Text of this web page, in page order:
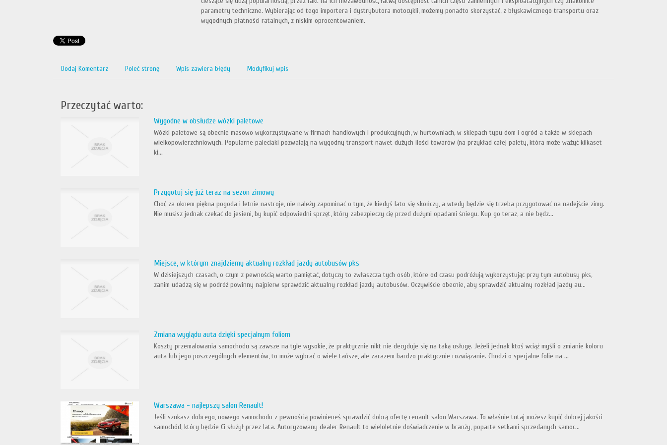
parametry techniczne. Wybierając od tego importera i dystrybutora motocykli, możemy ponadto skorzystać, z błyskawicznego transportu oraz
wygodnych płatności ratalnych, z niskim oprocentowaniem.
Dodaj Komentarz Poleć stronę Wpis zawiera błędy Modyfikuj wpis
Przeczytać warto:
Wygodne w obsłudze wózki paletowe
Wózki paletowe są obecnie masowo wykorzystywane w firmach handlowych i produkcyjnych, w hurtowniach, w sklepach typu dom i ogród a także w sklepach
wielkopowierzchniowych. Popularne paleciaki pozwalają na wygodny transport nawet dużych ilości towarów (na przykład całej palety, która może ważyć kilkaset
ki...
Przygotuj się już teraz na sezon zimowy
Choć za oknem piękna pogoda i letnie nastroje, nie należy zapominać o tym, że kiedyś lato się skończy, a wtedy będzie się trzeba przygotować na nadejście zimy.
Nie musisz jednak czekać do jesieni, by kupić odpowiedni sprzęt, który zabezpieczy cię przed dużymi opadami śniegu. Kup go teraz, a nie będz...
Miejsce, w którym znajdziemy aktualny rozkład jazdy autobusów pks
W dzisiejszych czasach, o czym z pewnością warto pamiętać, dotyczy to zwłaszcza tych osób, które od czasu podróżują wykorzystując przy tym autobusy pks,
zanim udadzą się w podróż powinny najpierw sprawdzić aktualny rozkład jazdy autobusów. Oczywiście obecnie, aby sprawdzić aktualny rozkład jazdy au...
Zmiana wyglądu auta dzięki specjalnym foliom
Koszty przemalowania samochodu są zawsze na tyle wysokie, że praktycznie nikt nie decyduje się na taką usługę. Jeżeli jednak ktoś wciąż myśli o zmianie koloru
auta lub jego poszczególnych elementów, to może wybrać o wiele tańsze, ale zarazem bardzo praktycznie rozwiązanie. Chodzi o specjalne folie na ...
Warszawa - najlepszy salon Renault!
Jeśli szukasz dobrego, nowego samochodu z pewnością powinieneś sprawdzić dobrą ofertę renault salon Warszawa. To właśnie tutaj możesz kupić dobrej jakości
samochód, który będzie Ci służył przez lata. Autoryzowany dealer Renault to wieloletnie doświadczenie w branży, poparte setkami sprzedanych samoc...